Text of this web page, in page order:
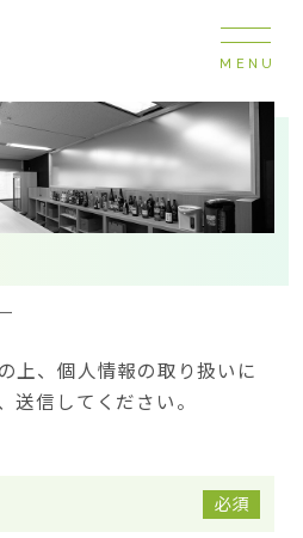
ナビ
MENU
上、個人情報の取り扱いに
送信してください。
必須